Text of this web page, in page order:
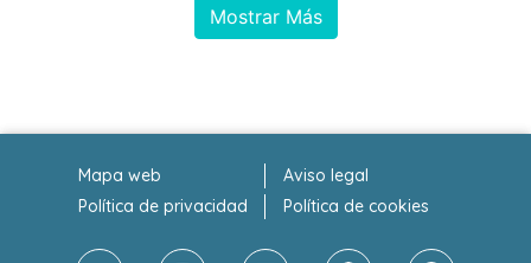
Mostrar Más
Mapa web
Aviso legal
Política de privacidad
Política de cookies